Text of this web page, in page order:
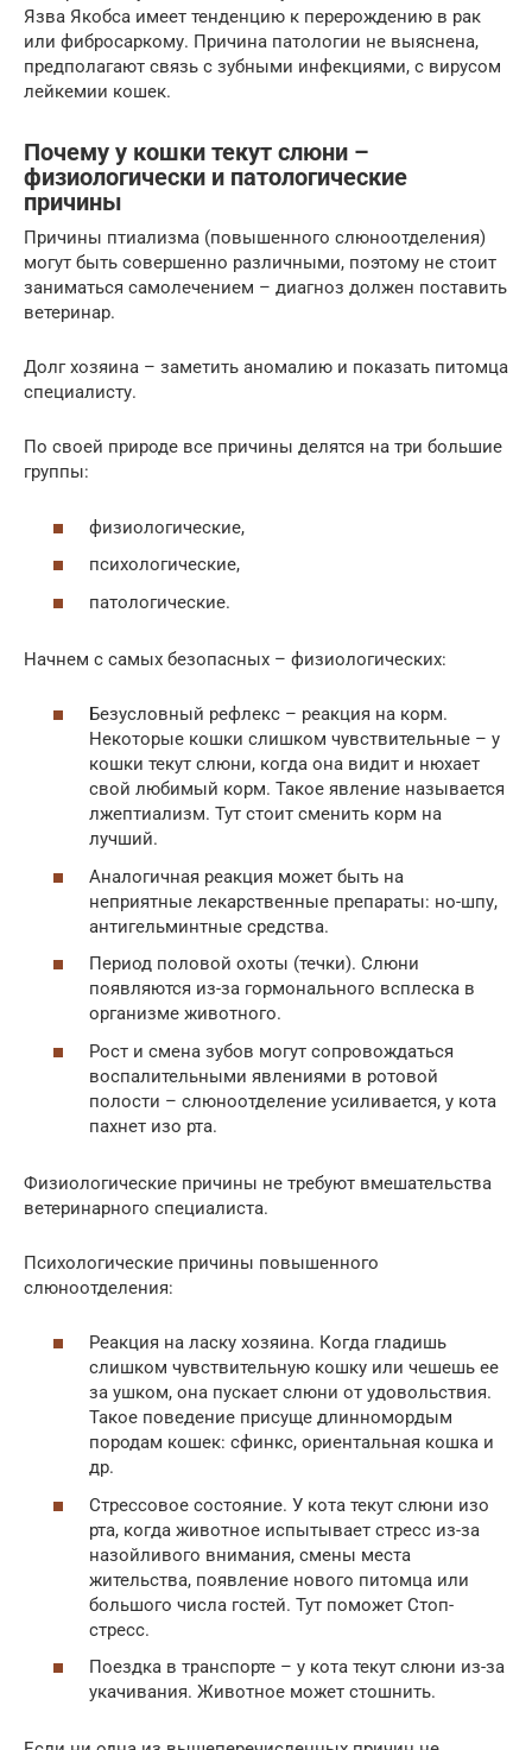
Язва Якобса имеет тенденцию к перерождению в рак
или фибросаркому. Причина патологии не выяснена,
предполагают связь с зубными инфекциями, с вирусом
лейкемии кошек.
Почему у кошки текут слюни –
физиологически и патологические
причины
Причины птиализма (повышенного слюноотделения)
могут быть совершенно различными, поэтому не стоит
заниматься самолечением – диагноз должен поставить
ветеринар.
Долг хозяина – заметить аномалию и показать питомца
специалисту.
По своей природе все причины делятся на три большие
группы:
физиологические,
психологические,
патологические.
Начнем с самых безопасных – физиологических:
Безусловный рефлекс – реакция на корм.
Некоторые кошки слишком чувствительные – у
кошки текут слюни, когда она видит и нюхает
свой любимый корм. Такое явление называется
лжептиализм. Тут стоит сменить корм на
лучший.
Аналогичная реакция может быть на
неприятные лекарственные препараты: но-шпу,
антигельминтные средства.
Период половой охоты (течки). Слюни
появляются из-за гормонального всплеска в
организме животного.
Рост и смена зубов могут сопровождаться
воспалительными явлениями в ротовой
полости – слюноотделение усиливается, у кота
пахнет изо рта.
Физиологические причины не требуют вмешательства
ветеринарного специалиста.
Психологические причины повышенного
слюноотделения:
Реакция на ласку хозяина. Когда гладишь
слишком чувствительную кошку или чешешь ее
за ушком, она пускает слюни от удовольствия.
Такое поведение присуще длинномордым
породам кошек: сфинкс, ориентальная кошка и
др.
Стрессовое состояние. У кота текут слюни изо
рта, когда животное испытывает стресс из-за
назойливого внимания, смены места
жительства, появление нового питомца или
большого числа гостей. Тут поможет Стоп-
стресс.
Поездка в транспорте – у кота текут слюни из-за
укачивания. Животное может стошнить.